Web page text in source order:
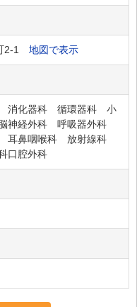
2-1 地図で表示
消化器科 循環器科 小
経外科 呼吸器外科
鼻咽喉科 放射線科
口腔外科